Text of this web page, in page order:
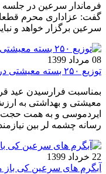
فرماندار سرعین در جلسه
گفت: عزاداری محرم قطعا
سرعین برگزار خواهد و
08 مرداد 1399
توزیع ۲۵۰ بسته معیشتی در سرعین/فیلم
ایردموسی و به همت حجت
رسانه چشمه لر بین
22 خرداد 1399
آبگرم های سرعین کی